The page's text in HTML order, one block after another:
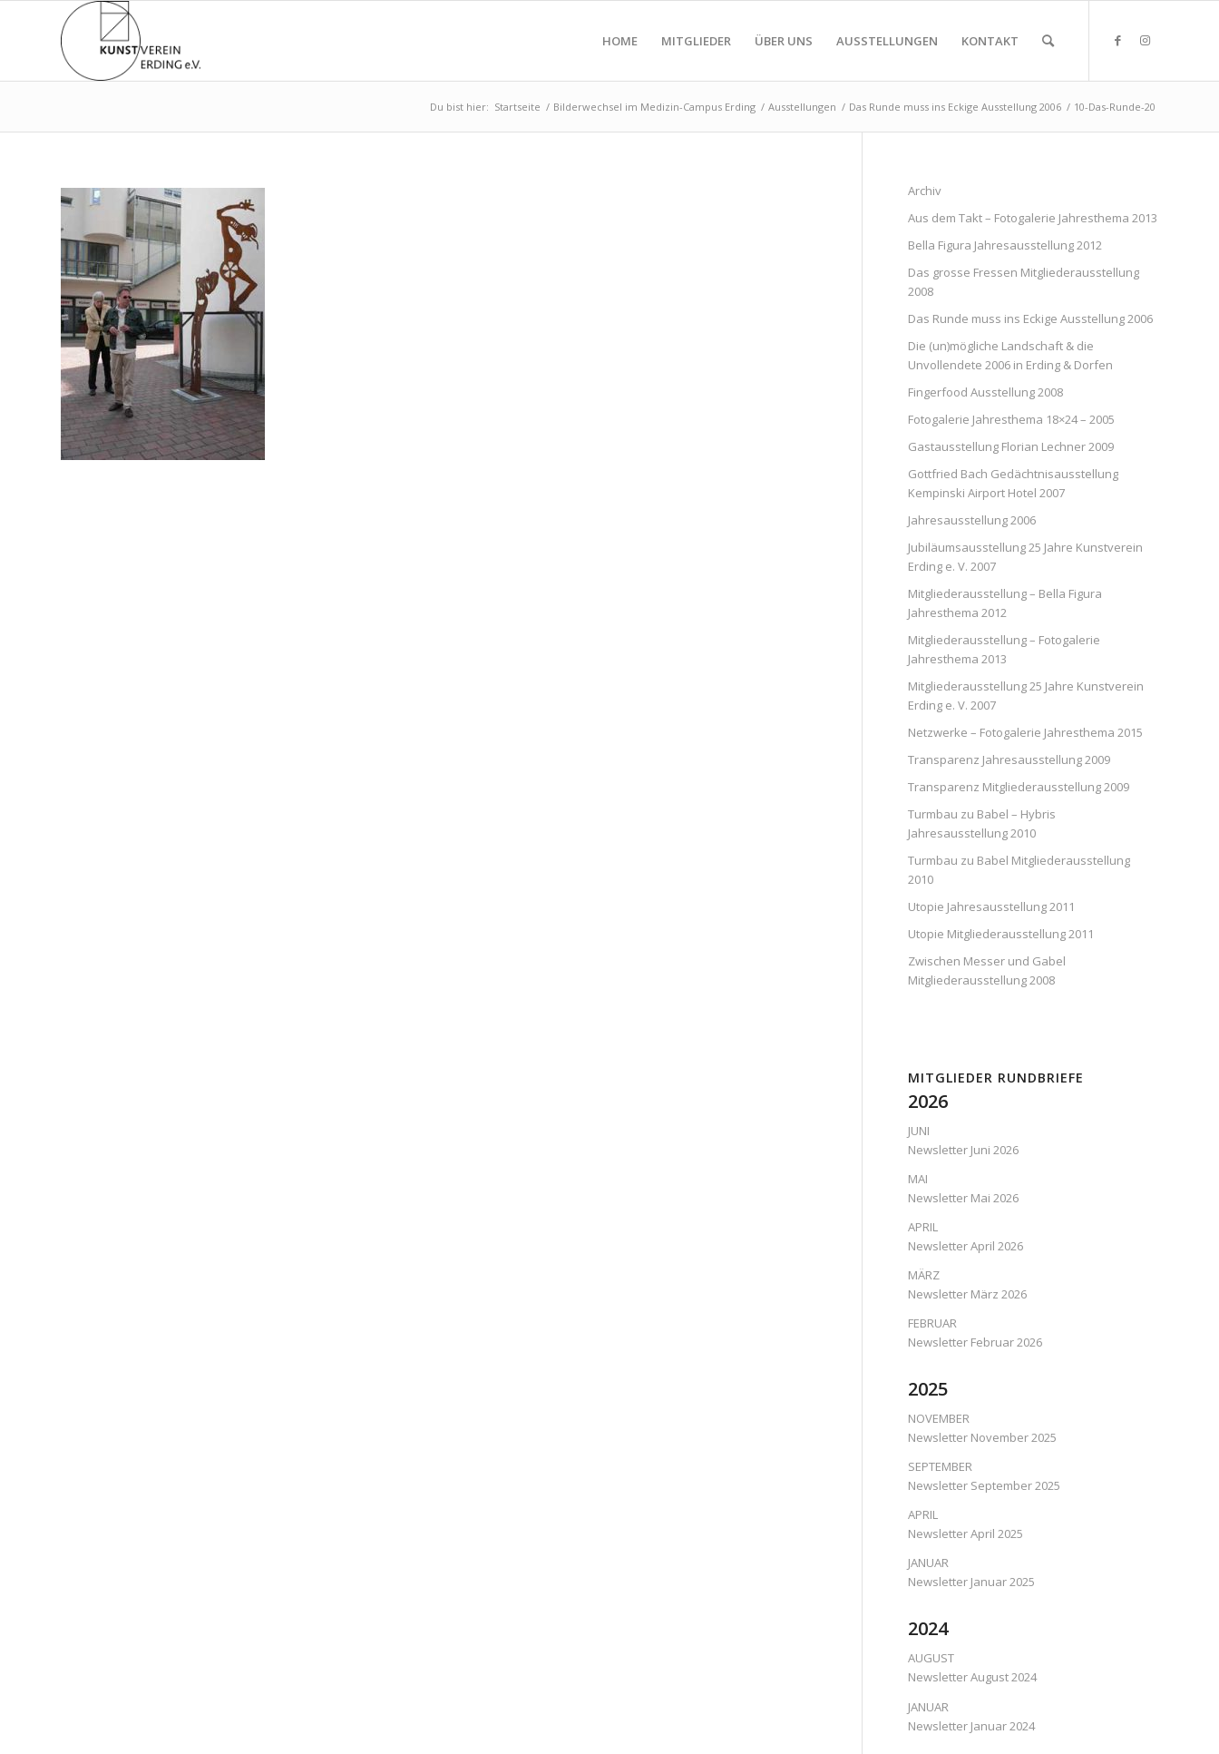
HOME MITGLIEDER ÜBER UNS AUSSTELLUNGEN KONTAKT
Du bist hier: Startseite / Bilderwechsel im Medizin-Campus Erding / Ausstellungen / Das Runde muss ins Eckige Ausstellung 2006 / 10-Das-Runde-20
Archiv
Aus dem Takt – Fotogalerie Jahresthema 2013
Bella Figura Jahresausstellung 2012
Das grosse Fressen Mitgliederausstellung
2008
Das Runde muss ins Eckige Ausstellung 2006
Die (un)mögliche Landschaft & die
Unvollendete 2006 in Erding & Dorfen
Fingerfood Ausstellung 2008
Fotogalerie Jahresthema 18×24 – 2005
Gastausstellung Florian Lechner 2009
Gottfried Bach Gedächtnisausstellung
Kempinski Airport Hotel 2007
Jahresausstellung 2006
Jubiläumsausstellung 25 Jahre Kunstverein
Erding e. V. 2007
Mitgliederausstellung – Bella Figura
Jahresthema 2012
Mitgliederausstellung – Fotogalerie
Jahresthema 2013
Mitgliederausstellung 25 Jahre Kunstverein
Erding e. V. 2007
Netzwerke – Fotogalerie Jahresthema 2015
Transparenz Jahresausstellung 2009
Transparenz Mitgliederausstellung 2009
Turmbau zu Babel – Hybris
Jahresausstellung 2010
Turmbau zu Babel Mitgliederausstellung
2010
Utopie Jahresausstellung 2011
Utopie Mitgliederausstellung 2011
Zwischen Messer und Gabel
Mitgliederausstellung 2008
MITGLIEDER RUNDBRIEFE
2026
JUNI
Newsletter Juni 2026
MAI
Newsletter Mai 2026
APRIL
Newsletter April 2026
MÄRZ
Newsletter März 2026
FEBRUAR
Newsletter Februar 2026
2025
NOVEMBER
Newsletter November 2025
SEPTEMBER
Newsletter September 2025
APRIL
Newsletter April 2025
JANUAR
Newsletter Januar 2025
2024
AUGUST
Newsletter August 2024
JANUAR
Newsletter Januar 2024